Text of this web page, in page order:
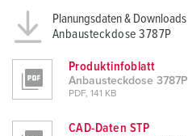
Planungsdaten & Downloads
Anbausteckdose 3787P
Produktinfoblatt
Anbausteckdose 3787P
PDF, 141 KB
CAD-Daten STP